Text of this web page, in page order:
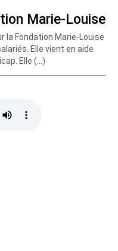
Marie-Louise
la Fondation Marie-Louise
Elle vient en aide
Elle (…)